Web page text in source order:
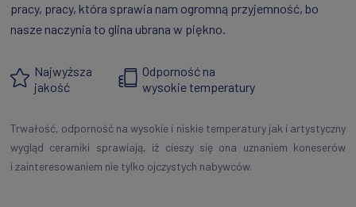
pracy, pracy, która sprawia nam ogromną przyjemność, bo
nasze naczynia to glina ubrana w piękno.
Najwyższa
jakość
Odporność na
wysokie temperatury
Trwałość, odporność na wysokie i niskie temperatury jak i artystyczny
wygląd ceramiki sprawiają, iż cieszy się ona uznaniem koneserów
i zainteresowaniem nie tylko ojczystych nabywców.